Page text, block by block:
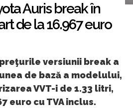
Auris break în
de la 16.967 euro
versiunii break a
de bază a modelului,
VVT-i de 1.33 litri,
euro cu TVA inclus.